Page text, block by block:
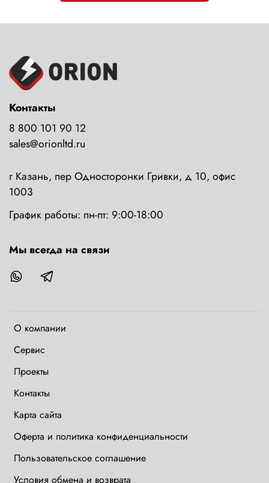
О компании
Сервис
Проекты
Контакты
Карта сайта
Оферта и политика конфиденциальности
Пользовательское соглашение
Условия обмена и возврата
Контакты
8 800 101 90 12
sales@orionltd.ru
г Казань, пер Односторонки Гривки, д 10, офис
1003
График работы: пн-пт: 9:00-18:00
Мы всегда на связи